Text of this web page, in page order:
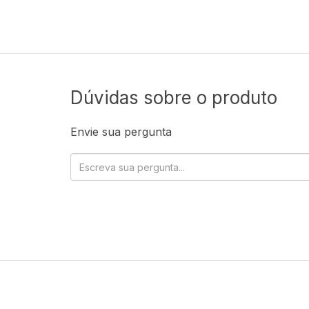
Dúvidas sobre o produto
Envie sua pergunta